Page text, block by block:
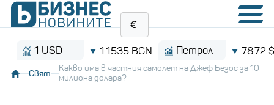
1 USD 1.1535 BGN Петрол 78.72 $/
Свят
Какво има в частния самолет на Джеф Безос за 10
милиона долара?